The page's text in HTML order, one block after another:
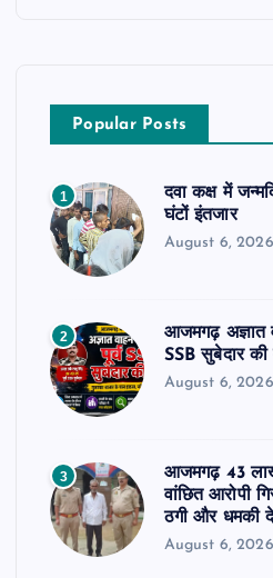
Popular Posts
1
दवा कक्ष में
घंटों इंतजार
August 6, 2026
2
आजमगढ़ अज्ञात
SSB सुबेदार की
August 6, 2026
3
आजमगढ़ 43
वांछित आरोपी
ठगी और धमकी
August 6, 2026